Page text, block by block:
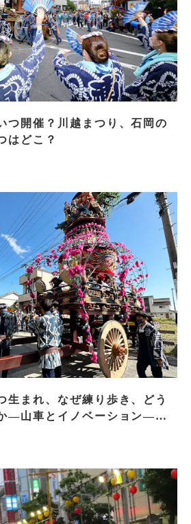
つ開催？川越まつり、石岡の
はどこ？
生まれ、なぜ練り歩き、どう
―山車とイノベーション―＜